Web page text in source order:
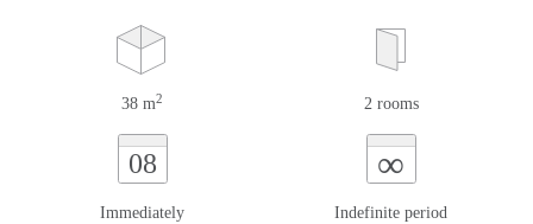
38 m2 2 rooms
08
Immediately
∞
Indefinite period